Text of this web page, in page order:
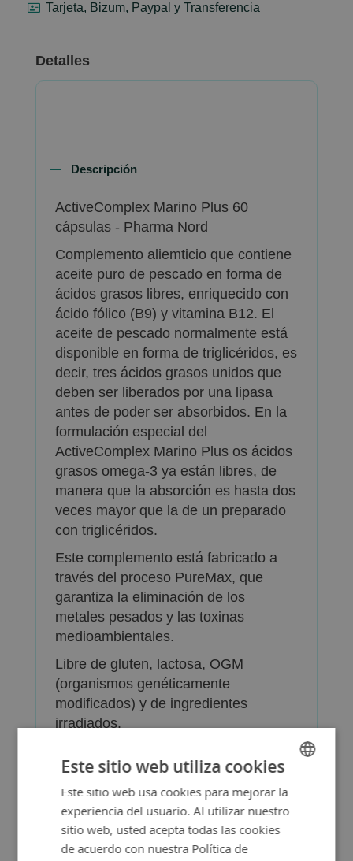
Tarjeta, Bizum, Paypal y Transferencia
Detalles
Descripción
ActiveComplex Marino Plus 60
cápsulas - Pharma Nord
Complemento aliemticio que contiene
aceite puro de pescado en forma de
ácidos grasos libres, enriquecido con
ácido fólico (B9) y vitamina B12. El
aceite de pescado normalmente está
disponible en forma de triglicéridos, es
decir, tres ácidos grasos unidos que
deben ser liberados por una lipasa
antes de poder ser absorbidos. En la
formulación especial del
ActiveComplex Marino Plus os ácidos
grasos omega-3 ya están libres, de
manera que la absorción es hasta dos
veces mayor que la de un preparado
con triglicéridos.
Este complemento está fabricado a
través del proceso PureMax, que
garantiza la eliminación de los
metales pesados y las toxinas
medioambientales.
Libre de gluten, lactosa, OGM
(organismos genéticamente
modificados) y de ingredientes
irradiados.
ActiveComplex Marino Plus de
los estándares de fabricación GMP
(Good Manufacturing Practices,
Buenas Prácticas en la Fabricación)
SPANISH
ENGLISH
Este sitio web utiliza cookies
Este sitio web usa cookies para mejorar la
experiencia del usuario. Al utilizar nuestro
sitio web, usted acepta todas las cookies
de acuerdo con nuestra Política de